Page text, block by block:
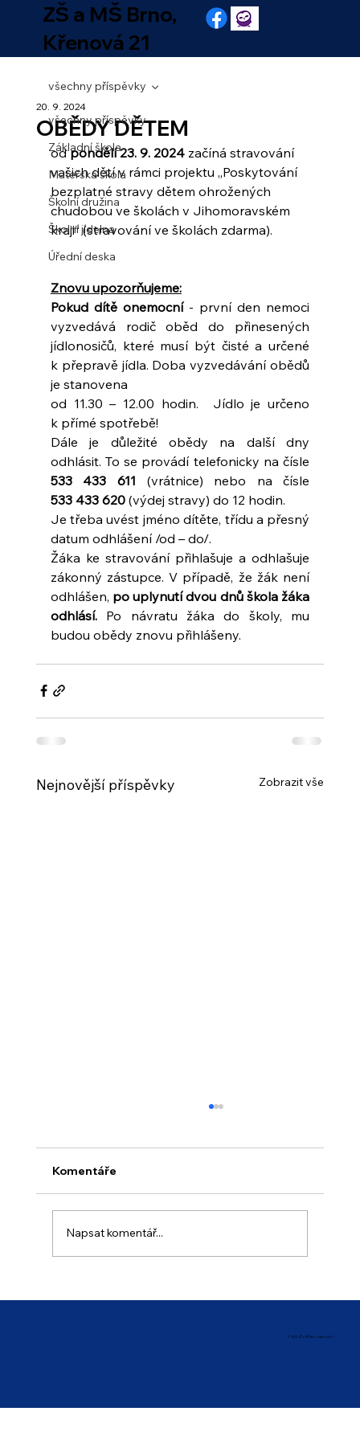
ZŠ a MŠ Brno,
Křenová 21
všechny příspěvky
Základní škola
Mateřská škola
Školní družina
Školní jídelna
Úřední deska
všechny příspěvky
OBĚDY DĚTEM
20. 9. 2024
od pondělí 23. 9. 2024 začíná stravování
vašich dětí v rámci projektu „Poskytování
bezplatné stravy dětem ohrožených
chudobou ve školách v Jihomoravském
kraji“ (stravování ve školách zdarma).
Znovu upozorňujeme:
Pokud dítě onemocní - první den nemoci
vyzvedává rodič oběd do přinesených
jídlonosičů, které musí být čisté a určené
k přepravě jídla. Doba vyzvedávání obědů
je stanovena
od 11.30 – 12.00 hodin.  Jídlo je určeno
k přímé spotřebě!
Dále je důležité obědy na další dny
533 433 611
533 433 620 (výdej stravy) do 12 hodin.
Je třeba uvést jméno dítěte, třídu a přesný
datum odhlášení /od – do/.
Žáka ke stravování přihlašuje a odhlašuje
zákonný zástupce. V případě, že žák není
odhlášen, po uplynutí dvou dnů škola žáka
odhlásí. Po návratu žáka do školy, mu
budou obědy znovu přihlášeny.
Nejnovější příspěvky Zobrazit vše
Prázdninový provoz školy
Komentáře
Napsat komentář...
© 2025 ZŠ a MŠ Brno, Křenová 21